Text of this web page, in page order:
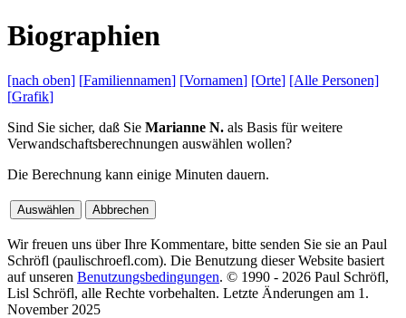
Biographien
[nach oben] [Familiennamen] [Vornamen] [Orte] [Alle Personen]
[Grafik]
Sind Sie sicher, daß Sie Marianne N. als Basis für weitere
Verwandschaftsberechnungen auswählen wollen?
Die Berechnung kann einige Minuten dauern.
Wir freuen uns über Ihre Kommentare, bitte senden Sie sie an Paul
Schröfl (paulischroefl.com). Die Benutzung dieser Website basiert
auf unseren Benutzungsbedingungen. © 1990 - 2026 Paul Schröfl,
Lisl Schröfl, alle Rechte vorbehalten. Letzte Änderungen am 1.
November 2025